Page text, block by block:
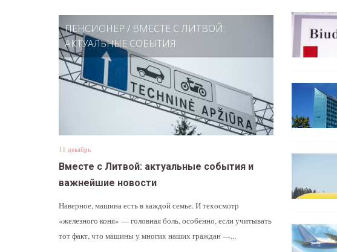
ПЕНСИОНЕР / ВМЕСТЕ С ЛИТВОЙ:
АКТУАЛЬНЫЕ СОБЫТИЯ
11 декабрь
Вместе с Литвой: актуальные события и
важнейшие новости
Наверное, машина есть в каждой семье. И техосмотр
«железного коня» — головная боль, особенно, если учитывать
тот факт, что машины у многих наших граждан —...